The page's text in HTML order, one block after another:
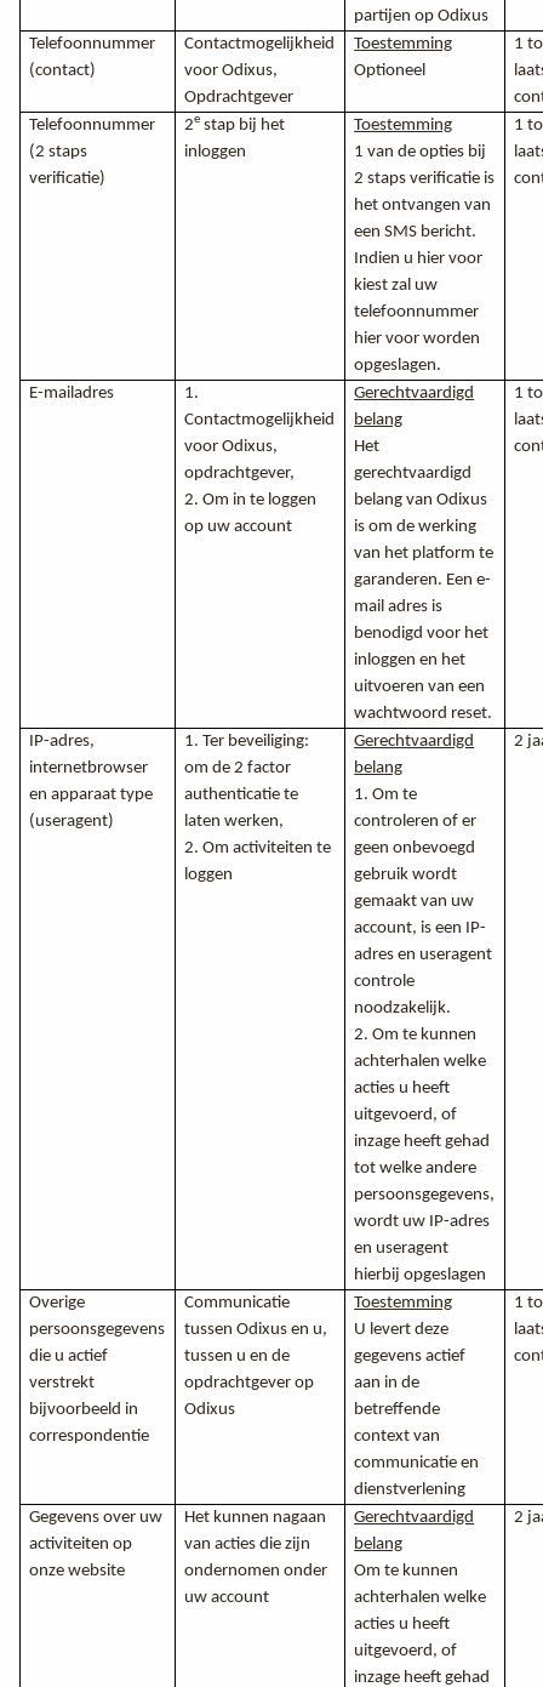
partijen op Odixus
Telefoonnummer
(contact)
Contactmogelijkheid
voor Odixus,
Opdrachtgever
Toestemming
Optioneel
1
Telefoonnummer
(2 staps
verificatie)
2e stap bij het
inloggen
Toestemming
1 van de opties bij
2 staps verificatie is
het ontvangen van
een SMS bericht.
Indien u hier voor
kiest zal uw
telefoonnummer
hier voor worden
opgeslagen.
1
E-mailadres
1.
Contactmogelijkheid
voor Odixus,
opdrachtgever,
2. Om in te loggen
op uw account
Gerechtvaardigd
belang
Het
gerechtvaardigd
belang van Odixus
is om de werking
van het platform te
garanderen. Een e-
mail adres is
benodigd voor het
inloggen en het
uitvoeren van een
wachtwoord reset.
1
IP-adres,
internetbrowser
en apparaat type
(useragent)
1. Ter beveiliging:
om de 2 factor
authenticatie te
laten werken,
2. Om activiteiten te
loggen
Gerechtvaardigd
belang
1. Om te
controleren of er
geen onbevoegd
gebruik wordt
gemaakt van uw
account, is een IP-
adres en useragent
controle
noodzakelijk.
2. Om te kunnen
achterhalen welke
acties u heeft
uitgevoerd, of
inzage heeft gehad
tot welke andere
persoonsgegevens,
wordt uw IP-adres
en useragent
hierbij opgeslagen
2
Overige
persoonsgegevens
die u actief
verstrekt
bijvoorbeeld in
correspondentie
Communicatie
tussen Odixus en u,
tussen u en de
opdrachtgever op
Odixus
Toestemming
U levert deze
gegevens actief
aan in de
betreffende
context van
communicatie en
dienstverlening
1
Gegevens over uw
activiteiten op
onze website
Het kunnen nagaan
van acties die zijn
ondernomen onder
uw account
Gerechtvaardigd
belang
Om te kunnen
achterhalen welke
acties u heeft
uitgevoerd, of
inzage heeft gehad
2